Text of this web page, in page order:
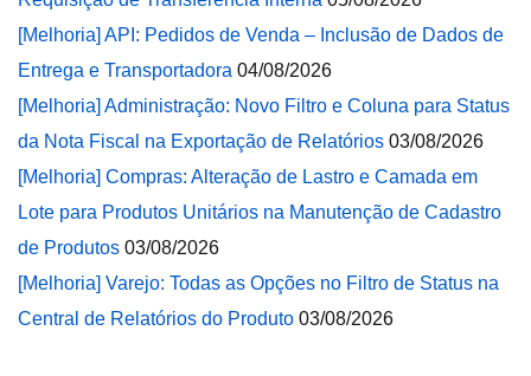
[Melhoria] API: Pedidos de Venda – Inclusão de Dados de
Entrega e Transportadora 04/08/2026
[Melhoria] Administração: Novo Filtro e Coluna para Status
da Nota Fiscal na Exportação de Relatórios 03/08/2026
[Melhoria] Compras: Alteração de Lastro e Camada em
Lote para Produtos Unitários na Manutenção de Cadastro
de Produtos 03/08/2026
[Melhoria] Varejo: Todas as Opções no Filtro de Status na
Central de Relatórios do Produto 03/08/2026